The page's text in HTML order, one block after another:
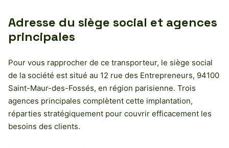
Adresse du siège social et agences
principales
Pour vous rapprocher de ce transporteur, le siège social
de la société est situé au 12 rue des Entrepreneurs, 94100
Saint-Maur-des-Fossés, en région parisienne. Trois
agences principales complètent cette implantation,
réparties stratégiquement pour couvrir efficacement les
besoins des clients.